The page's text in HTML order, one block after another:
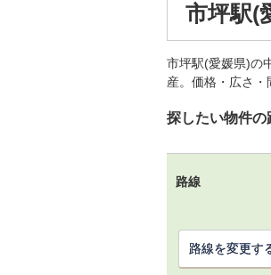
市坪駅(
市坪駅(愛媛県)の
産。価格・広さ・
探したい物件
路線
路線を変更す